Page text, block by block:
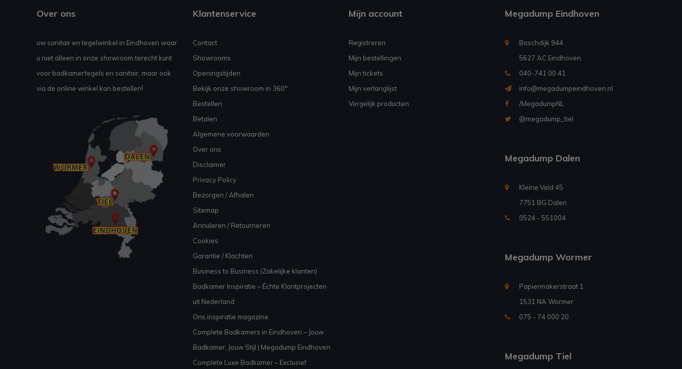
Over ons
uw sanitair en tegelwinkel in Eindhoven waar
u niet alleen in onze showroom terecht kunt
voor badkamertegels en sanitair, maar ook
via de online winkel kan bestellen!
Klantenservice
Contact
Showrooms
Openingstijden
Bekijk onze showroom in 360°
Bestellen
Betalen
Algemene voorwaarden
Over ons
Disclaimer
Privacy Policy
Bezorgen / Afhalen
Sitemap
Annuleren / Retourneren
Cookies
Garantie / Klachten
Business to Business (Zakelijke klanten)
Badkamer Inspiratie – Échte Klantprojecten
uit Nederland
Ons inspiratie magazine
Complete Badkamers in Eindhoven – Jouw
Badkamer, Jouw Stijl | Megadump Eindhoven
Complete Luxe Badkamer – Exclusief
Mijn account
Registreren
Mijn bestellingen
Mijn tickets
Mijn verlanglijst
Vergelijk producten
Megadump Eindhoven
Boschdijk 944
5627 AC Eindhoven
040-741 00 41
info@megadumpeindhoven.nl
/MegadumpNL
@megadump_tiel
Megadump Dalen
Kleine Veld 45
7751 BG Dalen
0524 - 551004
Megadump Wormer
Papiermakerstraat 1
1531 NA Wormer
075 - 74 000 20
Megadump Tiel